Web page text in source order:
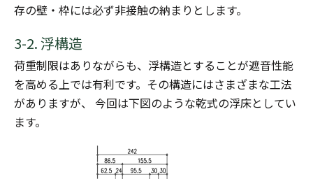
存の壁・枠には必ず非接触の納まりとします。
3-2. 浮構造
荷重制限はありながらも、浮構造とすることが遮音性能
を高める上では有利です。その構造にはさまざまな工法
がありますが、 今回は下図のような乾式の浮床としてい
ます。